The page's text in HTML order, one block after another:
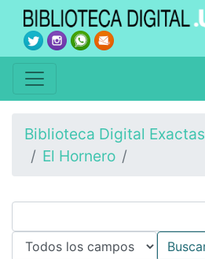
Biblioteca Digital Exactas
El Hornero